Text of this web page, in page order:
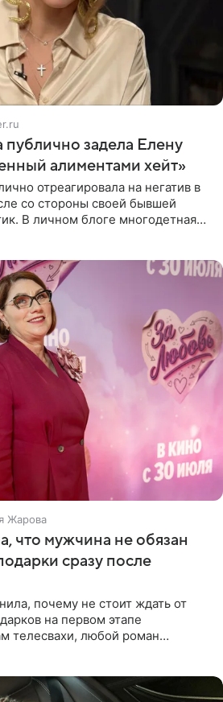
задела Елену
алиментами хейт»
отреагировала на негатив в
со стороны своей бывшей
В личном блоге многодетная
Жарова
что мужчина не обязан
сразу после
почему не стоит ждать от
на первом этапе
телесвахи, любой роман